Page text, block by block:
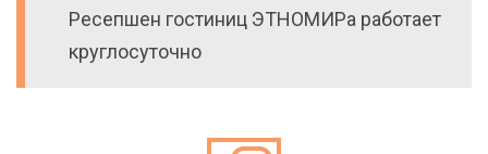
Ресепшен гостиниц ЭТНОМИРа работает
круглосуточно